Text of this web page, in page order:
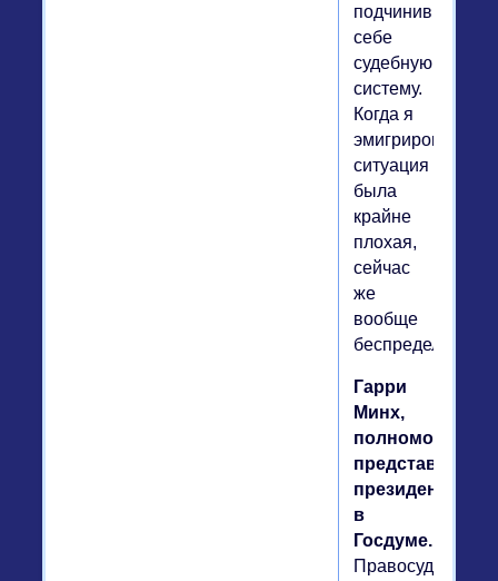
подчинившего
себе
судебную
систему.
Когда я
эмигрировал,
ситуация
была
крайне
плохая,
сейчас
же
вообще
беспредел.
Гарри
Минх,
полномочный
представитель
президента
в
Госдуме.
Правосудие